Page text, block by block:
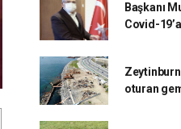
Başkanı
Covid-
oturan